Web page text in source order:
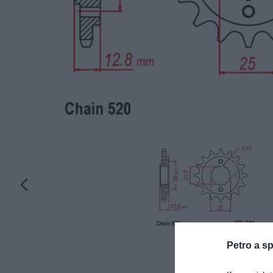
Petro a